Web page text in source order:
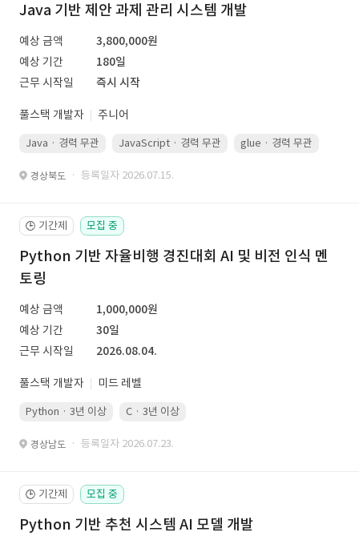
Java 기반 제안 과제 관리 시스템 개발
예상 금액
3,800,000원
예상 기간
180일
근무 시작일
즉시 시작
풀스택 개발자 주니어
Java · 경력 무관 JavaScript · 경력 무관 glue · 경력 무관
경상북도 · 등록일자 2026.07.15.
🕒 기간제 모집 중
Python 기반 자율비행 경진대회 AI 및 비전 인식 멘
토링
예상 금액
1,000,000원
예상 기간
30일
근무 시작일
2026.08.04.
풀스택 개발자 미드 레벨
Python · 3년 이상 C · 3년 이상
경상남도 · 등록일자 2026.07.23.
🕒 기간제 모집 중
Python 기반 추천 시스템 AI 모델 개발